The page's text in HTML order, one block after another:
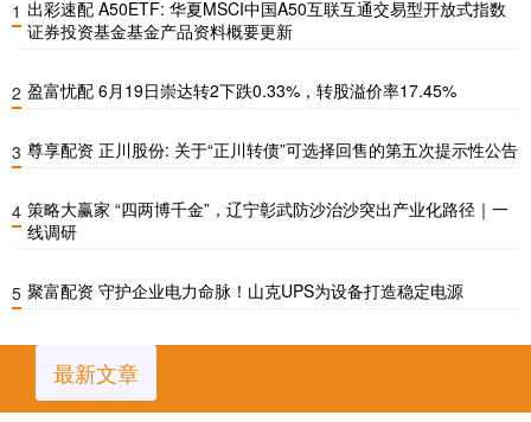
1 出彩速配 A50ETF: 华夏MSCI中国A50互联互通交易型开放式指数
证券投资基金基金产品资料概要更新
2 盈富忧配 6月19日崇达转2下跌0.33%，转股溢价率17.45%
3 尊享配资 正川股份: 关于“正川转债”可选择回售的第五次提示性公告
4 策略大赢家 “四两博千金”，辽宁彰武防沙治沙突出产业化路径｜一
线调研
5 聚富配资 守护企业电力命脉！山克UPS为设备打造稳定电源
最新文章